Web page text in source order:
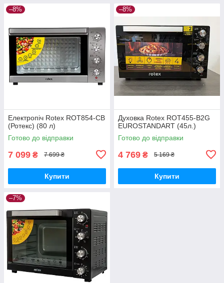
–8%
Електропіч Rotex ROT854-СВ
(Ротекс) (80 л)
Готово до відправки
7 099 ₴ 7 699 ₴
Купити
–8%
Духовка Rotex ROT455-B2G
EUROSTANDART (45л.)
Готово до відправки
4 769 ₴ 5 169 ₴
Купити
–7%